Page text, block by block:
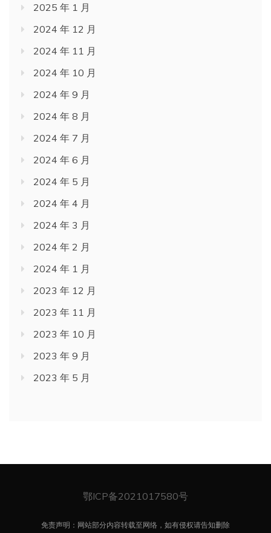
2025 年 1 月
2024 年 12 月
2024 年 11 月
2024 年 10 月
2024 年 9 月
2024 年 8 月
2024 年 7 月
2024 年 6 月
2024 年 5 月
2024 年 4 月
2024 年 3 月
2024 年 2 月
2024 年 1 月
2023 年 12 月
2023 年 11 月
2023 年 10 月
2023 年 9 月
2023 年 5 月
鄂ICP备2021017580号
免责声明：网站部分内容转载至网络，如有侵权请告知删除